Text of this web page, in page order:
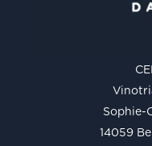
Sophie-
14059